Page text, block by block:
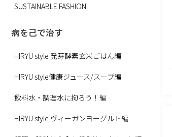
SUSTAINABLE FASHION
病を己で治す
HIRYU style 発芽酵素玄米ごはん編
HIRYU style健康ジュース/スープ編
飲料水・調理水に拘ろう！編
HIRYU style ヴィーガンヨーグルト編